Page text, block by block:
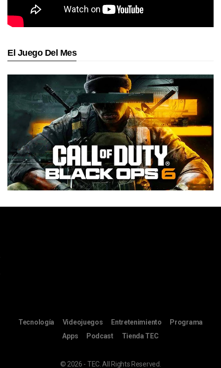
El Juego Del Mes
Tecnología Videojuegos Entretenimiento
Programa
Apps
Podcast Tienda TEC
© 2026 - TEC. All Rights Reserved.